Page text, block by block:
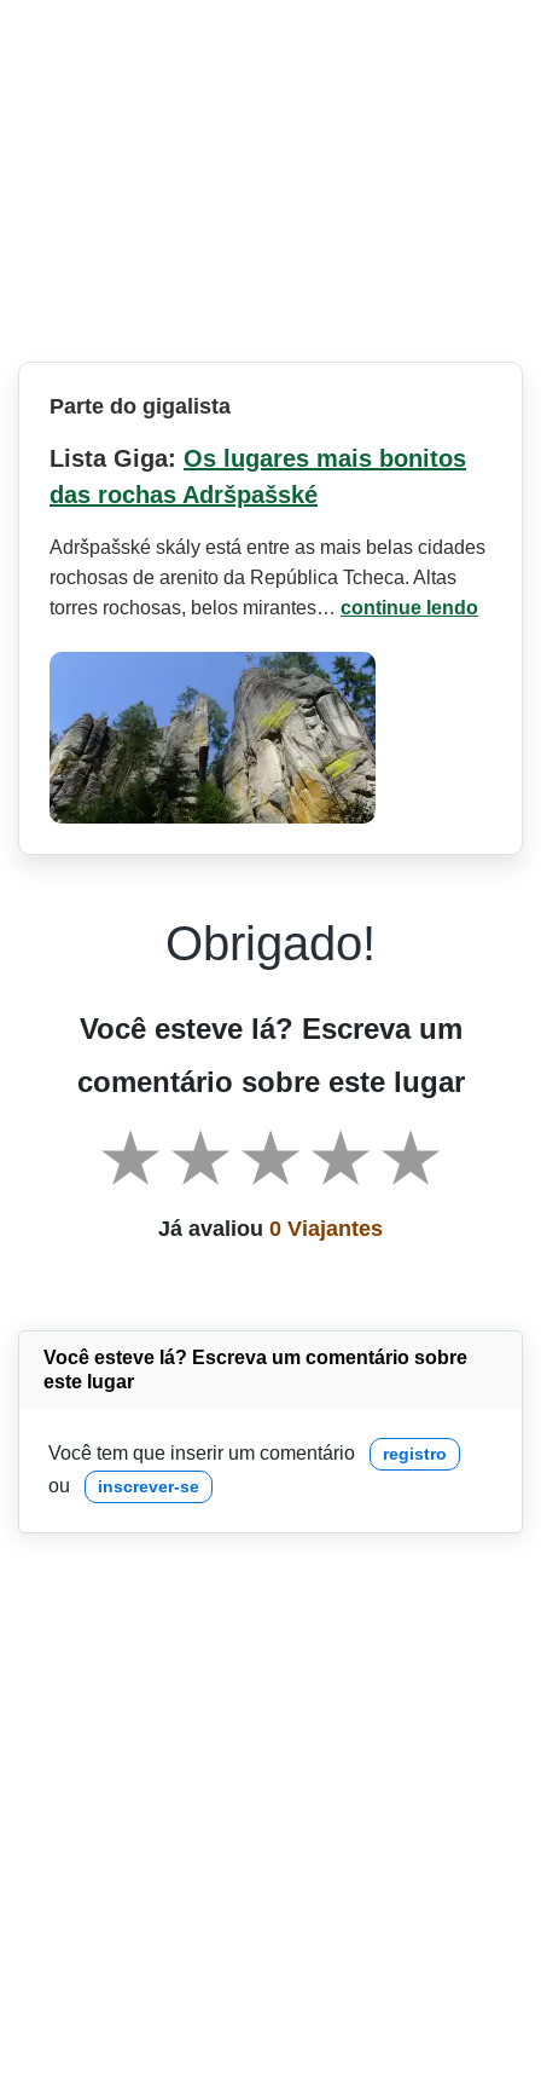
Parte do gigalista
Lista Giga: Os lugares mais bonitos
das rochas Adršpašské
Adršpašské skály está entre as mais belas cidades
rochosas de arenito da República Tcheca. Altas
torres rochosas, belos mirantes… continue lendo
Obrigado!
Você esteve lá? Escreva um
comentário sobre este lugar
Já avaliou 0 Viajantes
Você esteve lá? Escreva um comentário sobre
este lugar
Você tem que inserir um comentário registro
ou inscrever-se